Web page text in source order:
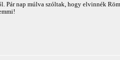
nap múlva szóltak, hogy elvinnék